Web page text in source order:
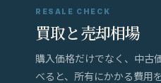
RESALE CHECK
買取と売却相場
購入価格だけでなく、中古
べると、所有にかかる費用